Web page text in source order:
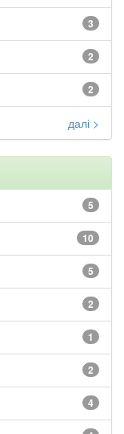
3
2
2
далі >
5
10
5
2
1
2
4